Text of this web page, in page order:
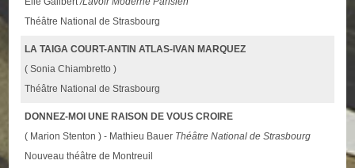
Théâtre National de Strasbourg
LA TAIGA COURT-ANTIN ATLAS-IVAN MARQUEZ
( Sonia Chiambretto )
Théâtre National de Strasbourg
DONNEZ-MOI UNE RAISON DE VOUS CROIRE
( Marion Stenton ) - Mathieu Bauer Théâtre National de Strasbourg
Nouveau théâtre de Montreuil